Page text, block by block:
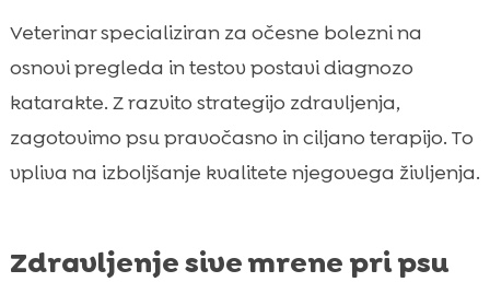
Veterinar specializiran za očesne bolezni na
osnovi pregleda in testov postavi diagnozo
katarakte. Z razvito strategijo zdravljenja,
zagotovimo psu pravočasno in ciljano terapijo. To
vpliva na izboljšanje kvalitete njegovega življenja.
Zdravljenje sive mrene pri psu